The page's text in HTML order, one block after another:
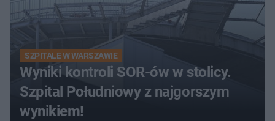
SZPITALE W WARSZAWIE
Wyniki kontroli SOR-ów w stolicy.
Szpital Południowy z najgorszym
wynikiem!